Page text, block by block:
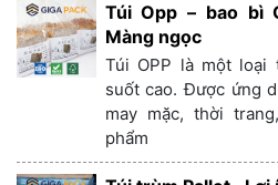
Túi Opp – bao bì
Màng ngọc
Túi OPP là một
suốt cao. Được ứng
may mặc, thời
phẩm